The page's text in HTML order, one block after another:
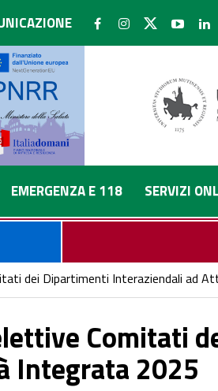
EMERGENZA E 118 SERVIZI
dei Dipartimenti Interaziendali ad
Comitati
Integrata 2025